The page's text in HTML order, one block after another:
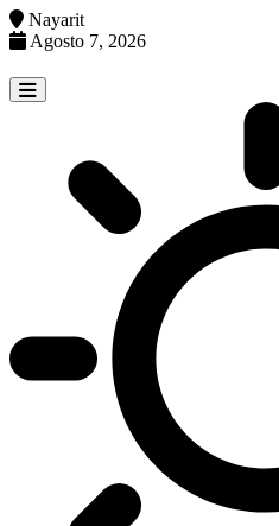
Nayarit
Agosto 7, 2026
to
content